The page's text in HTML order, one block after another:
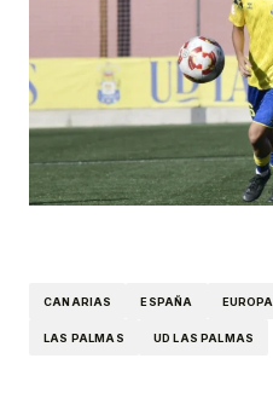
CANARIAS ESPAÑA EUROPA
LAS PALMAS UD LAS PALMAS